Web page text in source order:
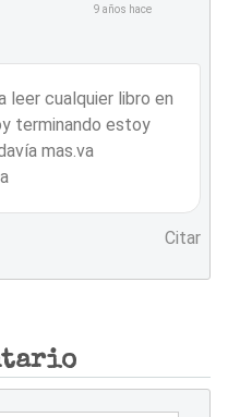
9 años hace
leer cualquier libro en
terminando estoy
mas.va
Citar